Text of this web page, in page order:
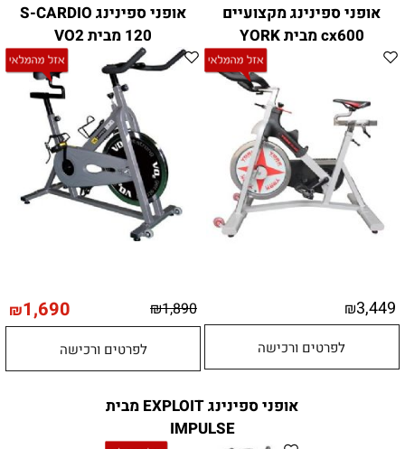
אופני ספינינג מקצועיים
cx600 מבית YORK
₪3,449
לפרטים ורכישה
אופני ספינינג S-CARDIO
120 מבית VO2
₪1,890
₪1,690
לפרטים ורכישה
אופני ספינינג EXPLOIT מבית
IMPULSE